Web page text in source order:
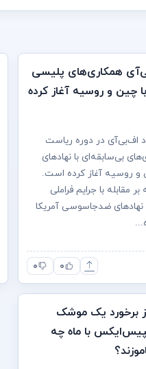
همکاری‌های پلیسی
چین و روسیه آغاز کرده
اف‌بی‌آی در دوره ریاست
بی‌سابقه‌ای با نهادهای
و روسیه آغاز کرده است.
مقابله با جرایم فراملی
ضدجاسوسی آمریکا
۰ ۰
برخورد یک موشک
با ماه چه